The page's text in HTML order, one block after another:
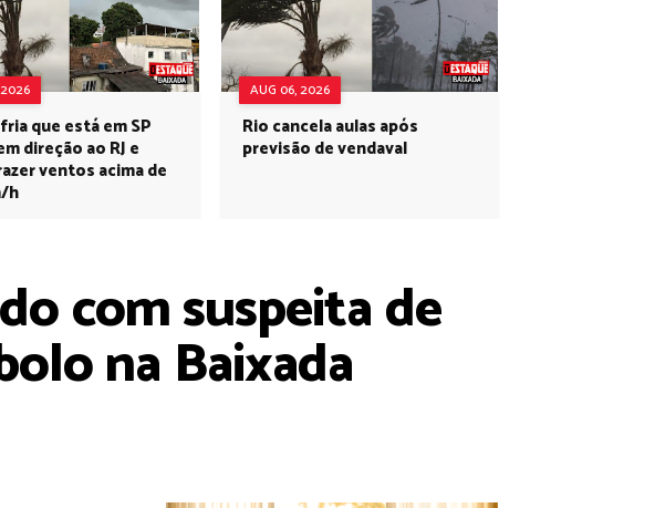
que está em SP
direção ao RJ e
ventos acima de
h
AUG 06, 2026
Rio cancela aulas após
previsão de vendaval
com suspeita de
na Baixada